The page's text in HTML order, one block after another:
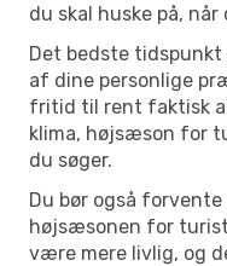
du skal huske på, når
Det bedste
af dine personlige
fritid til rent faktisk
klima, højsæson for
du søger.
Du bør også
højsæsonen for
være mere livlig, og